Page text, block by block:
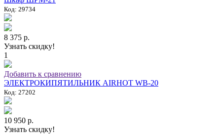
Код: 29734
8 375 р.
Узнать скидку!
1
Добавить к сравнению
ЭЛЕКТРОКИПЯТИЛЬНИК AIRHOT WB-20
Код: 27202
10 950 р.
Узнать скидку!